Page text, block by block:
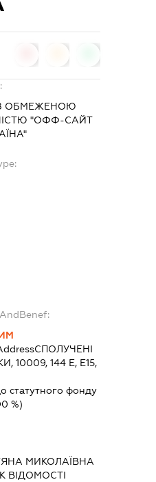
ОБМЕЖЕНОЮ
"ОФФ-САЙТ
СПОЛУЧЕНІ
10009, 144 Е, Е15,
статутного фонду
%)
МИКОЛАЇВНА
ВІДОМОСТІ